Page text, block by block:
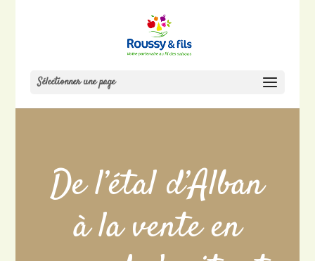
Sélectionner une page
De l’étal d’Alban
à la vente en